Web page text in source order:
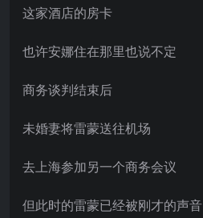
这家酒店的房卡
也许安娜住在那里也说不定
商务谈判结束后
未婚妻将雷蒙送往机场
去上海参加另一个商务会议
但此时的雷蒙已经被刚才的声音